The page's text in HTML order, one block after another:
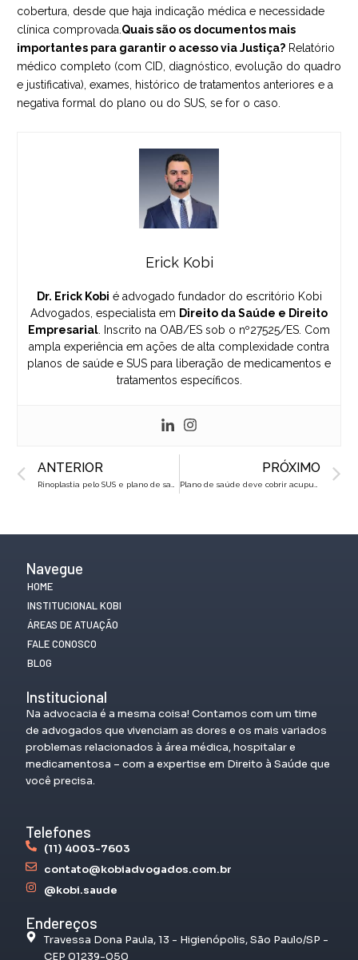
cobertura, desde que haja indicação médica e necessidade
clínica comprovada. Quais são os documentos mais
importantes para garantir o acesso via Justiça? Relatório
médico completo (com CID, diagnóstico, evolução do quadro
e justificativa), exames, histórico de tratamentos anteriores e a
negativa formal do plano ou do SUS, se for o caso.
Erick Kobi
Dr. Erick Kobi é advogado fundador do escritório Kobi
Advogados, especialista em Direito da Saúde e Direito
Empresarial . Inscrito na OAB/ES sob o nº27525/ES. Com
ampla experiência em ações de alta complexidade contra
planos de saúde e SUS para liberação de medicamentos e
tratamentos específicos.
Prev
ANTERIOR PRÓXIMO
Navegue
HOME
INSTITUCIONAL KOBI
ÁREAS DE ATUAÇÃO
FALE CONOSCO
BLOG
Institucional
Na advocacia é a mesma coisa! Contamos com um time
de advogados que vivenciam as dores e os mais variados
problemas relacionados à área médica, hospitalar e
medicamentosa – com a expertise em Direito à Saúde que
você precisa.
Telefones
(11) 4003-7603
contato@kobiadvogados.com.br
@kobi.saude
Endereços
Travessa Dona Paula, 13 - Higienópolis, São Paulo/SP -
CEP 01239-050